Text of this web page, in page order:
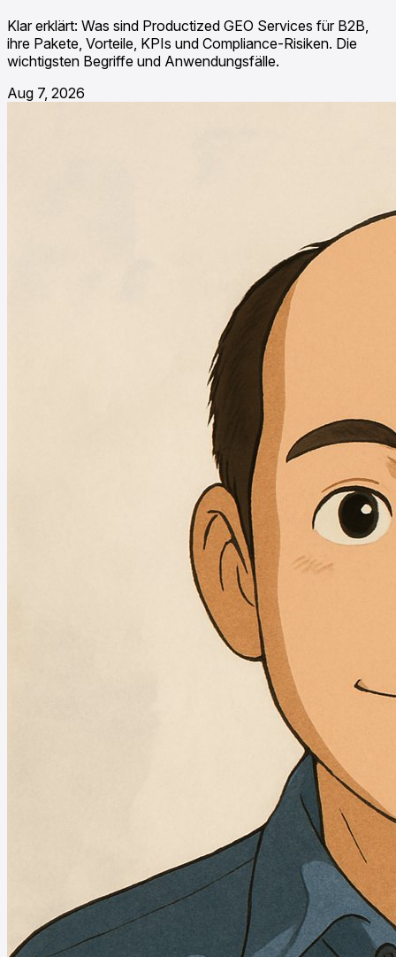
Klar erklärt: Was sind Productized GEO Services für B2B,
ihre Pakete, Vorteile, KPIs und Compliance-Risiken. Die
wichtigsten Begriffe und Anwendungsfälle.
Aug 7, 2026